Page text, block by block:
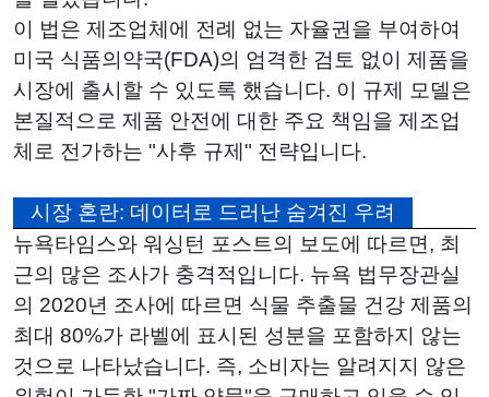
이 법은 제조업체에 전례 없는 자율권을 부여하여
미국 식품의약국(FDA)의 엄격한 검토 없이 제품을
시장에 출시할 수 있도록 했습니다. 이 규제 모델은
본질적으로 제품 안전에 대한 주요 책임을 제조업
체로 전가하는 "사후 규제" 전략입니다.
시장 혼란: 데이터로 드러난 숨겨진 우려
뉴욕타임스와 워싱턴 포스트의 보도에 따르면, 최
근의 많은 조사가 충격적입니다. 뉴욕 법무장관실
의 2020년 조사에 따르면 식물 추출물 건강 제품의
최대 80%가 라벨에 표시된 성분을 포함하지 않는
것으로 나타났습니다. 즉, 소비자는 알려지지 않은